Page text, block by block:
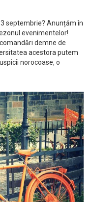
septembrie? Anunțăm în
evenimentelor!
demne de
acestora putem
norocoase, o